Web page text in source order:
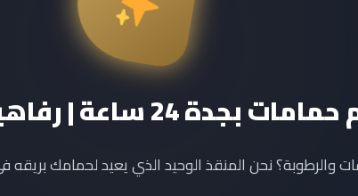
24 ساعة | رفاهية تدوم للأبد
نحن المنقذ الوحيد الذي يعيد لحمامك بريقه